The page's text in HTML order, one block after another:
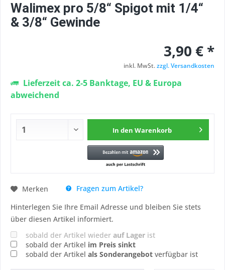
Walimex pro 5/8“ Spigot mit 1/4“
& 3/8“ Gewinde
3,90 € *
inkl. MwSt.zzgl. Versandkosten
Lieferzeit ca. 2-5 Banktage, EU & Europa
abweichend
In den Warenkorb
Merken
Fragen zum Artikel?
Hinterlegen Sie Ihre Email Adresse und bleiben Sie stets
über diesen Artikel informiert.
sobald der Artikel wieder auf Lager ist
sobald der Artikel im Preis sinkt
sobald der Artikel als Sonderangebot verfügbar ist